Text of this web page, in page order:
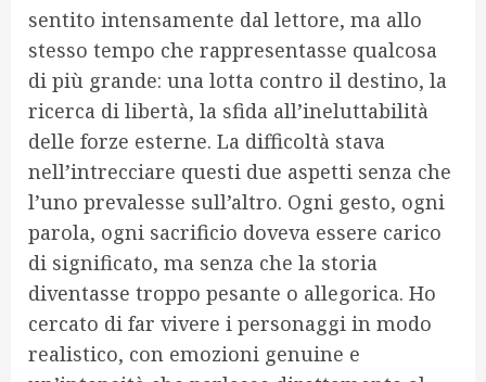
sentito intensamente dal lettore, ma allo
stesso tempo che rappresentasse qualcosa
di più grande: una lotta contro il destino, la
ricerca di libertà, la sfida all’ineluttabilità
delle forze esterne. La difficoltà stava
nell’intrecciare questi due aspetti senza che
l’uno prevalesse sull’altro. Ogni gesto, ogni
parola, ogni sacrificio doveva essere carico
di significato, ma senza che la storia
diventasse troppo pesante o allegorica. Ho
cercato di far vivere i personaggi in modo
realistico, con emozioni genuine e